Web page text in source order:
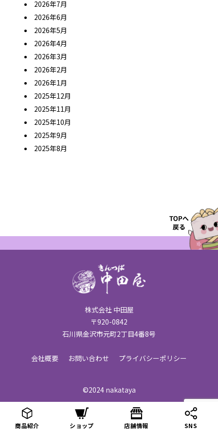
2026年7月
2026年6月
2026年5月
2026年4月
2026年3月
2026年2月
2026年1月
2025年12月
2025年11月
2025年10月
2025年9月
2025年8月
株式会社 中田屋
〒920-0842
石川県金沢市元町2丁目4番8号
会社概要 お問い合わせ プライバシーポリシー
©2024 nakataya
商品紹介 ショップ 店舗情報 SNS